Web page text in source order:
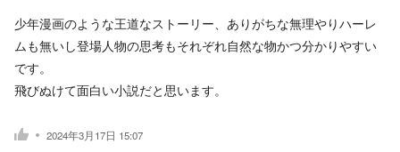
少年漫画のような王道なストーリー、ありがちな無理やりハーレ
ムも無いし登場人物の思考もそれぞれ自然な物かつ分かりやすい
です。
飛びぬけて面白い小説だと思います。
2024年3月17日 15:07